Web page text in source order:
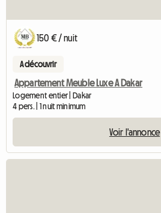
150 € / nuit
A découvrir
Appartement Meuble Luxe A Dakar
Logement entier | Dakar
4 pers. | 1 nuit minimum
Voir l'annonce